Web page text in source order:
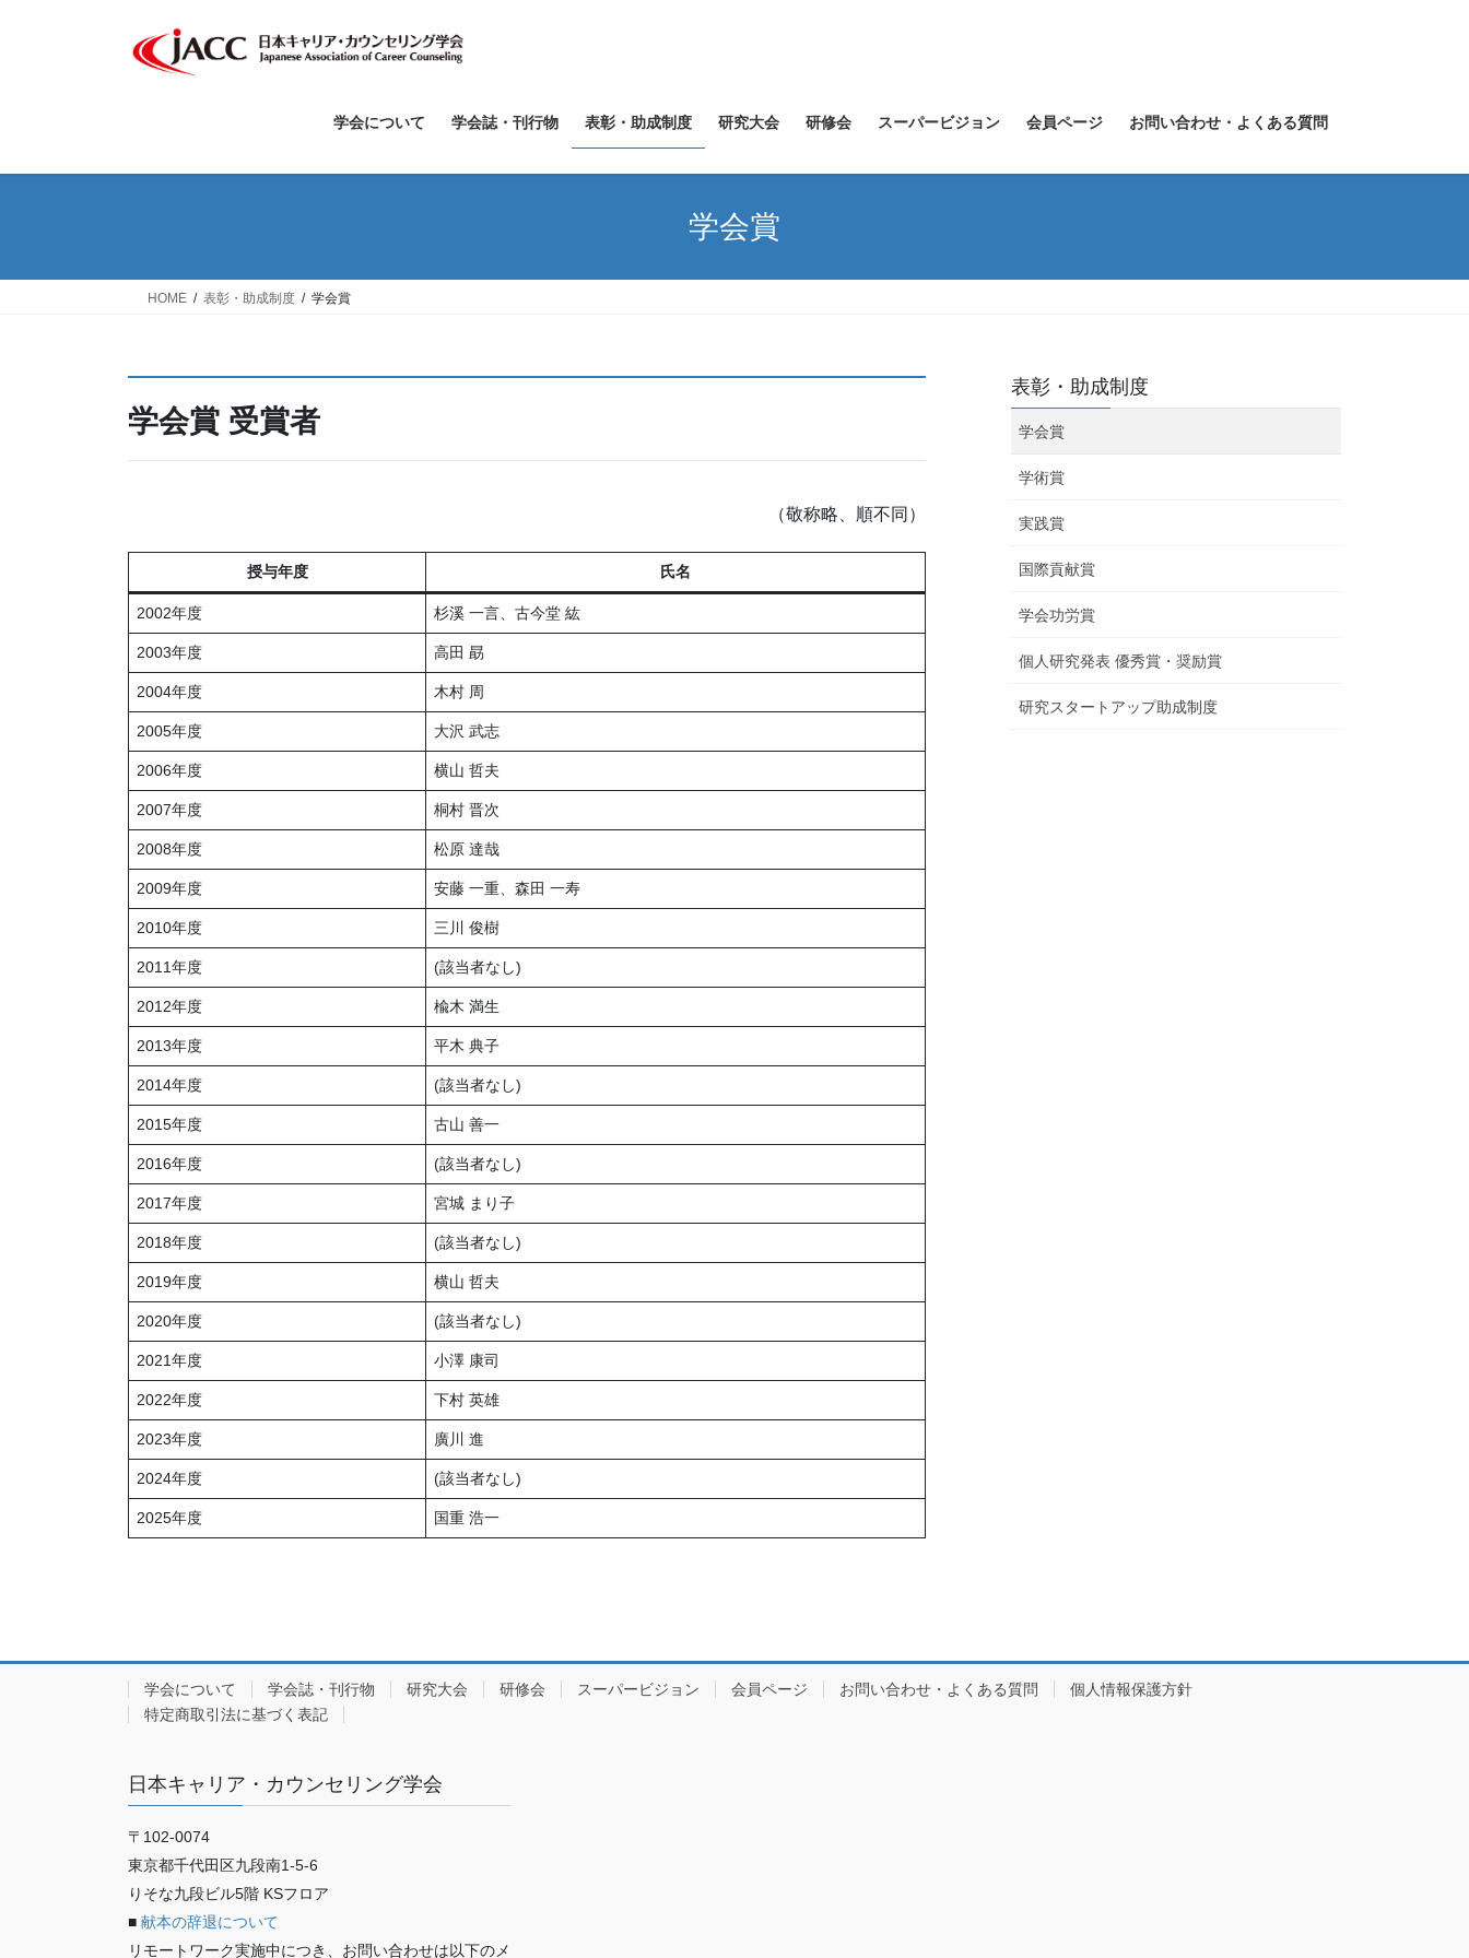
学会について 学会誌・刊行物 表彰・助成制度 研究大会 研修会 スーパービジョン 会員ページ お問い合わせ・よくある質問
学会賞
HOME 表彰・助成制度 学会賞
学会賞 受賞者
（敬称略、順不同）
授与年度 氏名
2002年度 杉溪 一言、古今堂 紘
2003年度 高田 勗
2004年度 木村 周
2005年度 大沢 武志
2006年度 横山 哲夫
2007年度 桐村 晋次
2008年度 松原 達哉
2009年度 安藤 一重、森田 一寿
2010年度 三川 俊樹
2011年度 (該当者なし)
2012年度 楡木 満生
2013年度 平木 典子
2014年度 (該当者なし)
2015年度 古山 善一
2016年度 (該当者なし)
2017年度 宮城 まり子
2018年度 (該当者なし)
2019年度 横山 哲夫
2020年度 (該当者なし)
2021年度 小澤 康司
2022年度 下村 英雄
2023年度 廣川 進
2024年度 (該当者なし)
2025年度 国重 浩⼀
表彰・助成制度
学会賞
学術賞
実践賞
国際貢献賞
学会功労賞
個人研究発表 優秀賞・奨励賞
研究スタートアップ助成制度
学会について 学会誌・刊行物 研究大会 研修会 スーパービジョン 会員ページ お問い合わせ・よくある質問
個人情報保護方針
特定商取引法に基づく表記
日本キャリア・カウンセリング学会
〒102-0074
東京都千代田区九段南1-5-6
りそな九段ビル5階 KSフロア
■ 献本の辞退について
リモートワーク実施中につき、お問い合わせは以下のメ